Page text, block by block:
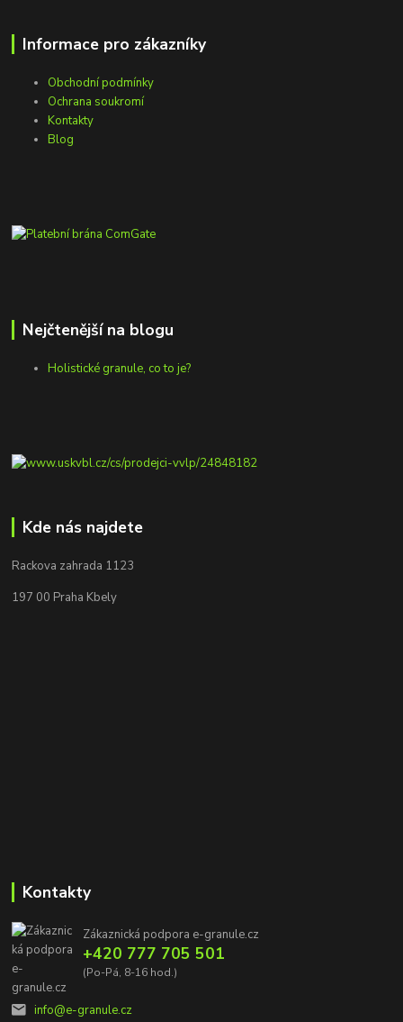
Informace pro zákazníky
Obchodní podmínky
Ochrana soukromí
Kontakty
Blog
Nejčtenější na blogu
Holistické granule, co to je?
Kde nás najdete
Rackova zahrada 1123
197 00 Praha Kbely
Kontakty
Zákaznická podpora e-granule.cz
+420 777 705 501
(Po-Pá, 8-16 hod.)
info@e-granule.cz